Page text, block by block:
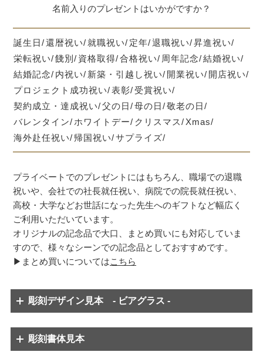
名前入りのプレゼントはいかがですか？
誕生日 還暦祝い 就職祝い 定年 退職祝い 昇進祝い
栄転祝い 餞別 資格取得 合格祝い 周年記念 結婚祝い
結婚記念 内祝い 新築・引越し祝い 開業祝い 開店祝い
プロジェクト成功祝い 表彰 受賞祝い
契約成立・達成祝い 父の日 母の日 敬老の日
バレンタイン ホワイトデー クリスマス Xmas
海外赴任祝い 帰国祝い サプライズ
プライベートでのプレゼントにはもちろん、職場での退職
祝いや、会社での社長就任祝い、病院での院長就任祝い、
高校・大学などお世話になった先生へのギフトなど幅広く
ご利用いただいています。
オリジナルの記念品で大口、まとめ買いにも対応していま
すので、様々なシーンでの記念品としておすすめです。
▶まとめ買いについてはこちら
彫刻デザイン見本 - ビアグラス -
彫刻書体見本